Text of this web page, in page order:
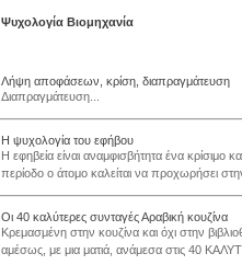
Ψυχολογία Βιομηχανία
Λήψη αποφάσεων, κρίση, διαπραγμάτευση
Διαπραγμάτευση...
Η ψυχολογία του εφήβου
Η εφηβεία είναι αναμφισβήτητα ένα κρίσιμο
περίοδο ο άτομο καλείται να προχωρήσει
Οι 40 καλύτερες συνταγές Αραβική κουζίνα
Κρεμασμένη στην κουζίνα και όχι στην
αμέσως, με μια ματιά, ανάμεσα στις 40